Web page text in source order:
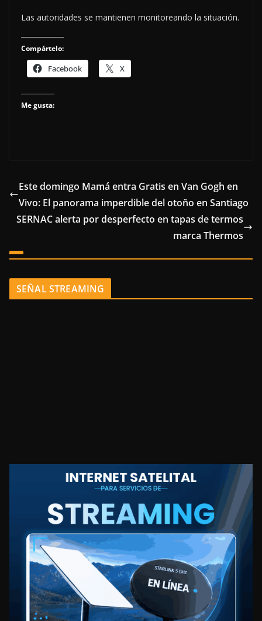
Las autoridades se mantienen monitoreando la situación.
Compártelo:
Facebook X
Me gusta:
Este domingo Mamá entra Gratis en Van Gogh en
Vivo: El panorama imperdible del otoño en Santiago
SERNAC alerta por desperfecto en tapas de termos
marca Thermos
SEÑAL STREAMING